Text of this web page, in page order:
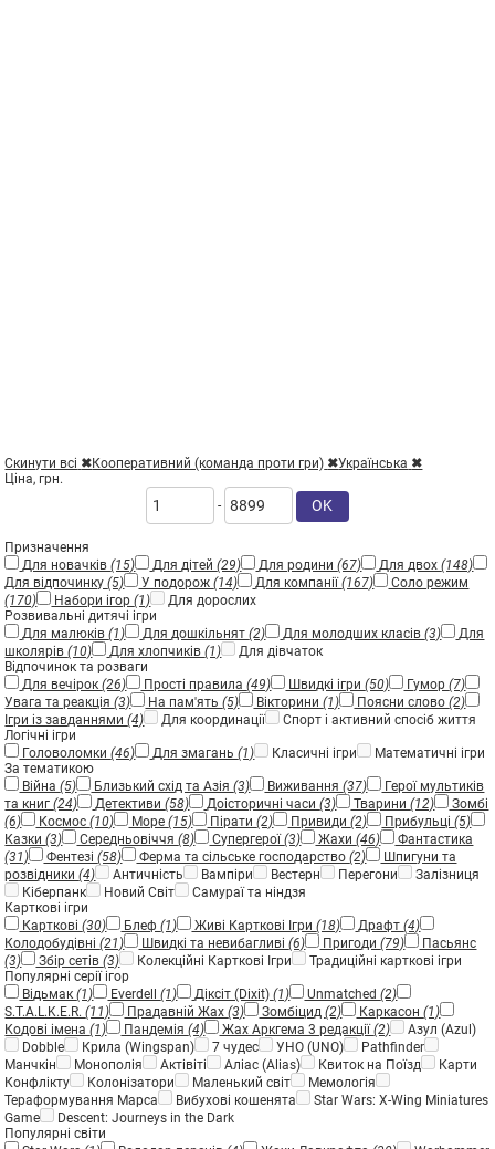
Скинути всі ✖Кооперативний (команда проти гри) ✖Українська ✖
Ціна, грн.
-
OK
Призначення
Для новачків(15) Для дітей(29) Для родини(67) Для двох(148)
Для відпочинку(5) У подорож(14) Для компанії(167)
Соло режим
(170)
Набори ігор(1)
Для дорослих
Розвивальні дитячі ігри
Для малюків(1) Для дошкільнят(2) Для молодших класів(3)
Для
школярів(10) Для хлопчиків(1)
Для дівчаток
Відпочинок та розваги
Для вечірок(26) Прості правила(49) Швидкі ігри(50) Гумор(7)
Увага та реакція(3) На пам'ять(5) Вікторини(1) Поясни слово(2)
Ігри із завданнями(4) Для координації
Спорт і активний спосіб життя
Логічні ігри
Головоломки(46) Для змагань(1) Класичні ігри
Математичні ігри
За тематикою
Війна(5) Близький схід та Азія(3) Виживання(37)
Герої мультиків
та книг(24) Детективи(58) Доісторичні часи(3) Тварини(12)
Зомбі
(6)
Космос(10) Море(15) Пірати(2) Привиди(2) Прибульці(5)
Казки(3) Середньовіччя(8) Супергерої(3) Жахи(46)
Фантастика
(31)
Фентезі(58) Ферма та сільське господарство(2)
Шпигуни та
розвідники(4) Античність Вампіри Вестерн Перегони
Залізниця
Кіберпанк
Новий Світ
Самураї та ніндзя
Карткові ігри
Карткові(30) Блеф(1) Живі Карткові Ігри(18) Драфт(4)
Колодобудівні(21) Швидкі та невибагливі(6) Пригоди(79)
Пасьянс
(3)
Збір сетів(3) Колекційні Карткові Ігри
Традиційні карткові ігри
Популярні серії ігор
Відьмак(1) Everdell(1) Діксіт (Dixit)(1) Unmatched(2)
S.T.A.L.K.E.R.(11) Прадавній Жах(3) Зомбіцид(2) Каркасон(1)
Кодові імена(1) Пандемія(4) Жах Аркгема 3 редакції(2)
Азул (Azul)
Dobble
Крила (Wingspan) 7 чудес УНО (UNO)
Pathfinder
Манчкін
Монополія Актівіті Аліас (Alias) Квиток на Поїзд
Карти
Конфлікту
Колонізатори Маленький світ
Мемологія
Тераформування Марса
Вибухові кошенята
Star Wars: X-Wing Miniatures
Game
Descent: Journeys in the Dark
Популярні світи